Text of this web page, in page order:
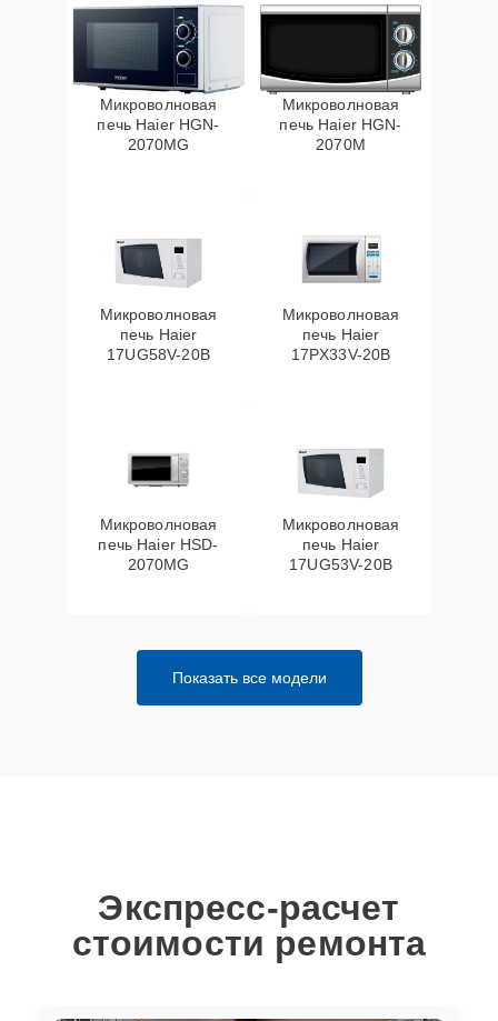
Микроволновая
печь Haier HGN-
2070MG
Микроволновая
печь Haier HGN-
2070M
Микроволновая
печь Haier
17UG58V-20B
Микроволновая
печь Haier
17PX33V-20B
Микроволновая
печь Haier HSD-
2070MG
Микроволновая
печь Haier
17UG53V-20B
Показать все модели
Экспресс-расчет
стоимости ремонта